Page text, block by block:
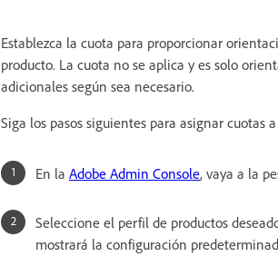
Establezca la cuota para proporcionar
producto. La cuota no se aplica y es solo
adicionales según sea necesario.
Siga los pasos siguientes para asignar cuotas
En la Adobe Admin Console, vaya a la
Seleccione el perfil de productos
mostrará la configuración